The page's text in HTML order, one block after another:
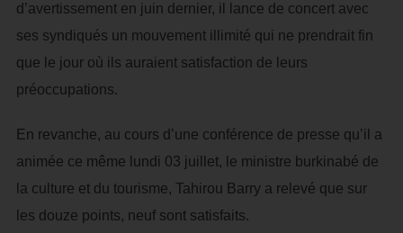
d’avertissement en juin dernier, il lance de concert avec
ses syndiqués un mouvement illimité qui ne prendrait fin
que le jour où ils auraient satisfaction de leurs
préoccupations.
En revanche, au cours d’une conférence de presse qu’il a
animée ce même lundi 03 juillet, le ministre burkinabé de
la culture et du tourisme, Tahirou Barry a relevé que sur
les douze points, neuf sont satisfaits.